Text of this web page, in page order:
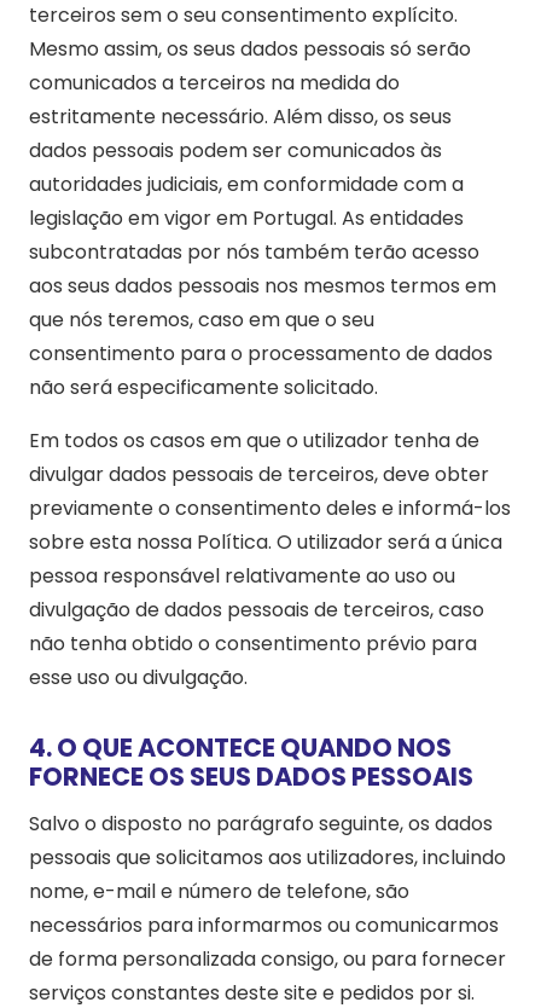
terceiros sem o seu consentimento explícito.
Mesmo assim, os seus dados pessoais só serão
comunicados a terceiros na medida do
estritamente necessário. Além disso, os seus
dados pessoais podem ser comunicados às
autoridades judiciais, em conformidade com a
legislação em vigor em Portugal. As entidades
subcontratadas por nós também terão acesso
aos seus dados pessoais nos mesmos termos em
que nós teremos, caso em que o seu
consentimento para o processamento de dados
não será especificamente solicitado.
Em todos os casos em que o utilizador tenha de
divulgar dados pessoais de terceiros, deve obter
previamente o consentimento deles e informá-los
sobre esta nossa Política. O utilizador será a única
pessoa responsável relativamente ao uso ou
divulgação de dados pessoais de terceiros, caso
não tenha obtido o consentimento prévio para
esse uso ou divulgação.
4. O QUE ACONTECE QUANDO NOS
FORNECE OS SEUS DADOS PESSOAIS
Salvo o disposto no parágrafo seguinte, os dados
pessoais que solicitamos aos utilizadores, incluindo
nome, e-mail e número de telefone, são
necessários para informarmos ou comunicarmos
de forma personalizada consigo, ou para fornecer
serviços constantes deste site e pedidos por si.